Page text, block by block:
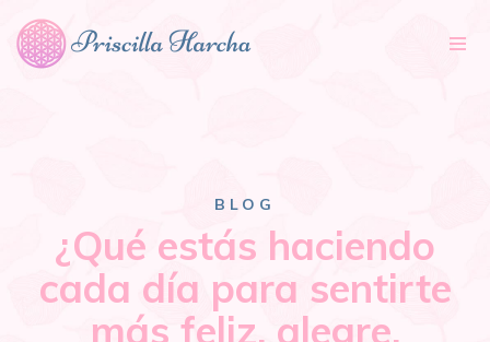
BLOG
¿Qué estás haciendo
cada día para sentirte
más feliz, alegre,